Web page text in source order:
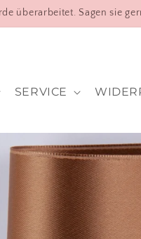
überarbeitet. Sagen sie
SERVICE